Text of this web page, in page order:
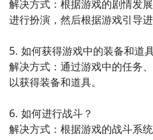
阅读”和“小说”为类型，并附有
能满足您的兴趣！
解决方式：根据游戏的剧情发
进行扮演，然后根据游戏引导
5. 如何获得游戏中的装备和道
解决方式：通过游戏中的任务
以获得装备和道具。
6. 如何进行战斗？
解决方式：根据游戏的战斗系